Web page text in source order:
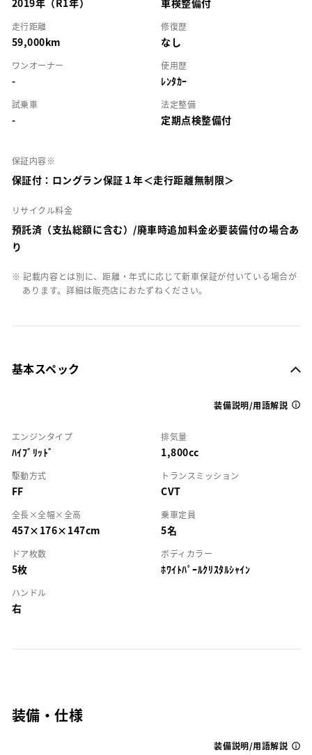
走行距離
59,000km
修復歴
なし
ワンオーナー
-
使用歴
ﾚﾝﾀｶｰ
試乗車
-
法定整備
定期点検整備付
保証内容※
保証付：ロングラン保証１年＜走行距離無制限＞
リサイクル料金
預託済（支払総額に含む）/廃車時追加料金必要装備付の場合あ
り
※ 記載内容とは別に、距離・年式に応じて新車保証が付いている場合が
あります。詳細は販売店におたずねください。
基本スペック
装備説明/用語解説
エンジンタイプ
ﾊｲﾌﾞﾘｯﾄﾞ
排気量
1,800cc
駆動方式
FF
トランスミッション
CVT
全長×全幅×全高
457×176×147cm
乗車定員
5名
ドア枚数
5枚
ボディカラー
ﾎﾜｲﾄﾊﾟｰﾙｸﾘｽﾀﾙｼｬｲﾝ
ハンドル
右
装備・仕様
装備説明/用語解説